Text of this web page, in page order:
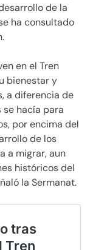
de la
ha consultado
en el Tren
bienestar y
a diferencia de
hacía para
por encima del
de los
a migrar, aun
históricos del
la Sermanat.